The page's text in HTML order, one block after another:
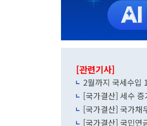
[관련기사]
2월까지 국세수입
[국가결산] 세수
[국가결산] 국가
[국가결산] 국민